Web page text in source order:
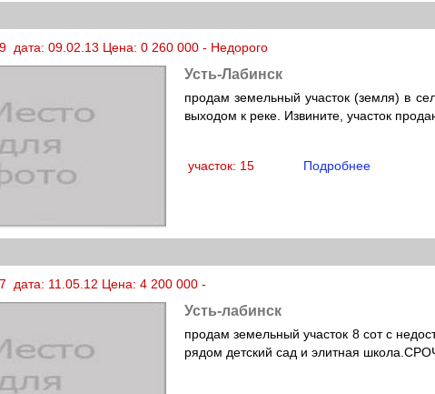
дата: 09.02.13 Цена: 0 260 000 - Недорого
Усть-Лабинск
продам земельный участок (земля) в
выходом к реке. Извините, участок
участок: 15 Подробнее
дата: 11.05.12 Цена: 4 200 000 -
Усть-лабинск
продам земельный участок 8 сот с
рядом детский сад и элитная